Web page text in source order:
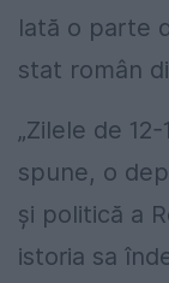
Iată o parte
stat român
„Zilele de
spune, o
și politică a
istoria sa